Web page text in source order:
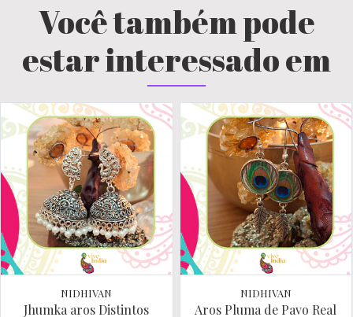
Você também pode
estar interessado em
NIDHIVAN
Jhumka aros Distintos
NIDHIVAN
Aros Pluma de Pavo Real